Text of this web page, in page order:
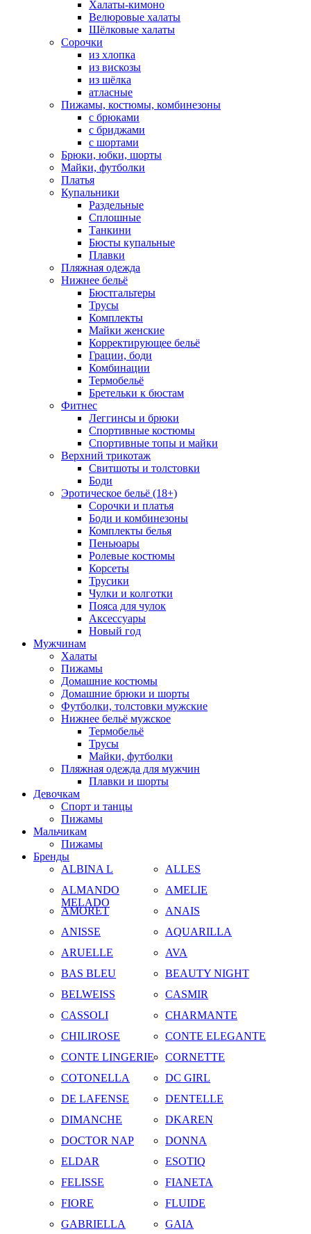
Халаты-кимоно
Велюровые халаты
Шёлковые халаты
Сорочки
из хлопка
из вискозы
из шёлка
атласные
Пижамы, костюмы, комбинезоны
с брюками
с бриджами
с шортами
Брюки, юбки, шорты
Майки, футболки
Платья
Купальники
Раздельные
Сплошные
Танкини
Бюсты купальные
Плавки
Пляжная одежда
Нижнее бельё
Бюстгальтеры
Трусы
Комплекты
Майки женские
Корректирующее бельё
Грации, боди
Комбинации
Термобельё
Бретельки к бюстам
Фитнес
Леггинсы и брюки
Спортивные костюмы
Спортивные топы и майки
Верхний трикотаж
Свитшоты и толстовки
Боди
Эротическое бельё (18+)
Сорочки и платья
Боди и комбинезоны
Комплекты белья
Пеньюары
Ролевые костюмы
Корсеты
Трусики
Чулки и колготки
Пояса для чулок
Аксессуары
Новый год
Мужчинам
Халаты
Пижамы
Домашние костюмы
Домашние брюки и шорты
Футболки, толстовки мужские
Нижнее бельё мужское
Термобельё
Трусы
Майки, футболки
Пляжная одежда для мужчин
Плавки и шорты
Девочкам
Спорт и танцы
Пижамы
Мальчикам
Пижамы
Бренды
ALBINA L
ALLES
ALMANDO
MELADO
AMELIE
AMORET
ANAIS
ANISSE
AQUARILLA
ARUELLE
AVA
BAS BLEU
BEAUTY NIGHT
BELWEISS
CASMIR
CASSOLI
CHARMANTE
CHILIROSE
CONTE ELEGANTE
CONTE LINGERIE
CORNETTE
COTONELLA
DC GIRL
DE LAFENSE
DENTELLE
DIMANCHE
DKAREN
DOCTOR NAP
DONNA
ELDAR
ESOTIQ
FELISSE
FIANETA
FIORE
FLUIDE
GABRIELLA
GAIA